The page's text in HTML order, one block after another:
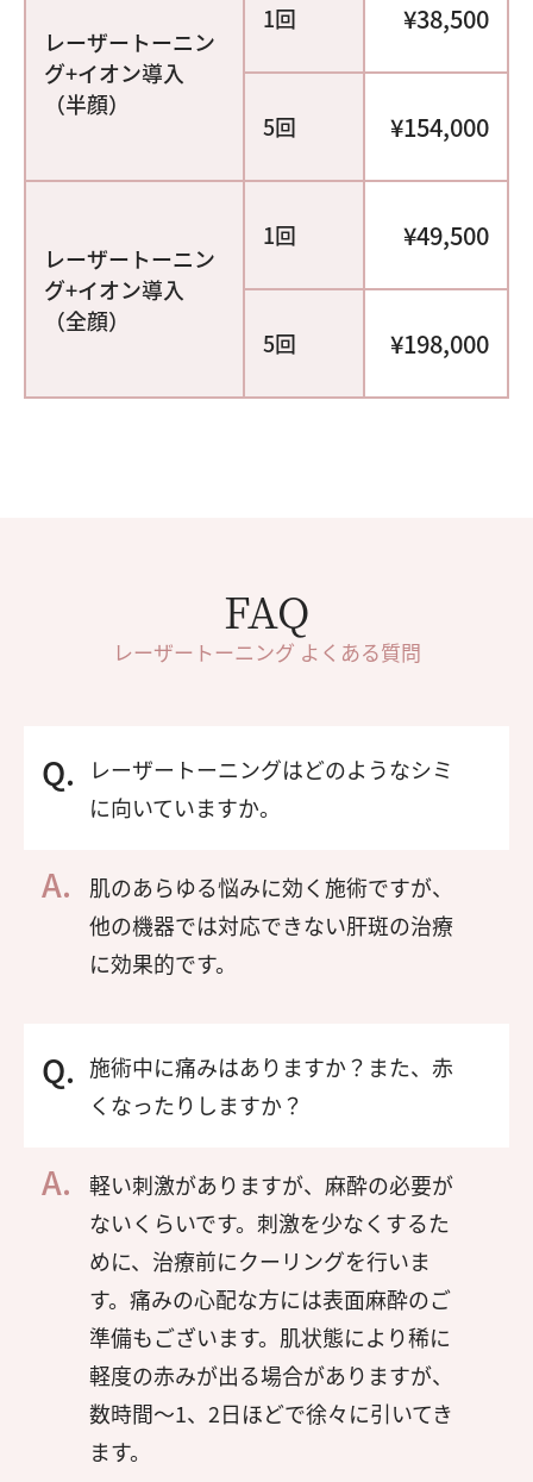
レーザートーニン
グ+イオン導入
（半顔）
1回 ¥38,500
5回 ¥154,000
レーザートーニン
グ+イオン導入
（全顔）
1回 ¥49,500
5回 ¥198,000
FAQ
レーザートーニング よくある質問
レーザートーニングはどのようなシミ
に向いていますか。
肌のあらゆる悩みに効く施術ですが、
他の機器では対応できない肝斑の治療
に効果的です。
施術中に痛みはありますか？また、赤
くなったりしますか？
軽い刺激がありますが、麻酔の必要が
ないくらいです。刺激を少なくするた
めに、治療前にクーリングを行いま
す。痛みの心配な方には表面麻酔のご
準備もございます。肌状態により稀に
軽度の赤みが出る場合がありますが、
数時間～1、2日ほどで徐々に引いてき
ます。